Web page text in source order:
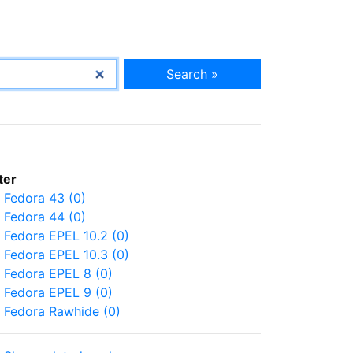
Search »
Fedora 43 (0)
Fedora 44 (0)
Fedora EPEL 10.2 (0)
Fedora EPEL 10.3 (0)
Fedora EPEL 8 (0)
Fedora EPEL 9 (0)
Fedora Rawhide (0)